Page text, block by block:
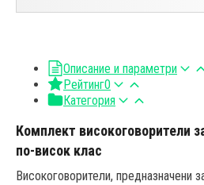
Описание и параметри
Рейтинг0
Категория
Комплект високоговорители
по-висок клас
Високоговорители, предназначени